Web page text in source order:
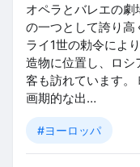
オペラとバレエの
の一つとして誇り
ライ1世の勅令によ
造物に位置し、ロ
客も訪れています。
画期的な出…
#ヨーロッパ